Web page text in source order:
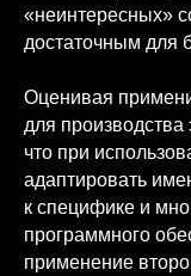
«неинтересных»
достаточным для
Оценивая
для производства
что при
адаптировать
к специфике и
программного
применение